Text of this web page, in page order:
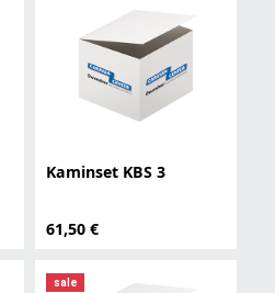
Kaminset KBS 3
61,50 €
sale